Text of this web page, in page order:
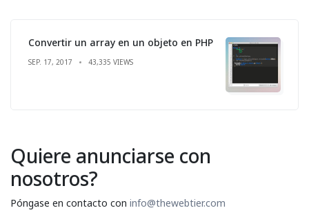
Convertir un array en un objeto en PHP
SEP. 17, 2017 43,335 VIEWS
Quiere anunciarse con
nosotros?
Póngase en contacto con info@thewebtier.com